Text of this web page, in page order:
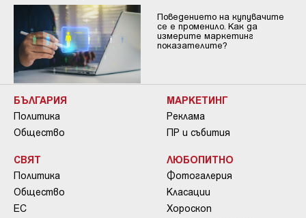
Поведението на купувачите
се е променило. Как да
измерите маркетинг
показателите?
БЪЛГАРИЯ
Политика
Общество
СВЯТ
Политика
Общество
ЕС
МАРКЕТИНГ
Реклама
ПР и събития
ЛЮБОПИТНО
Фотогалерия
Класации
Хороскоп